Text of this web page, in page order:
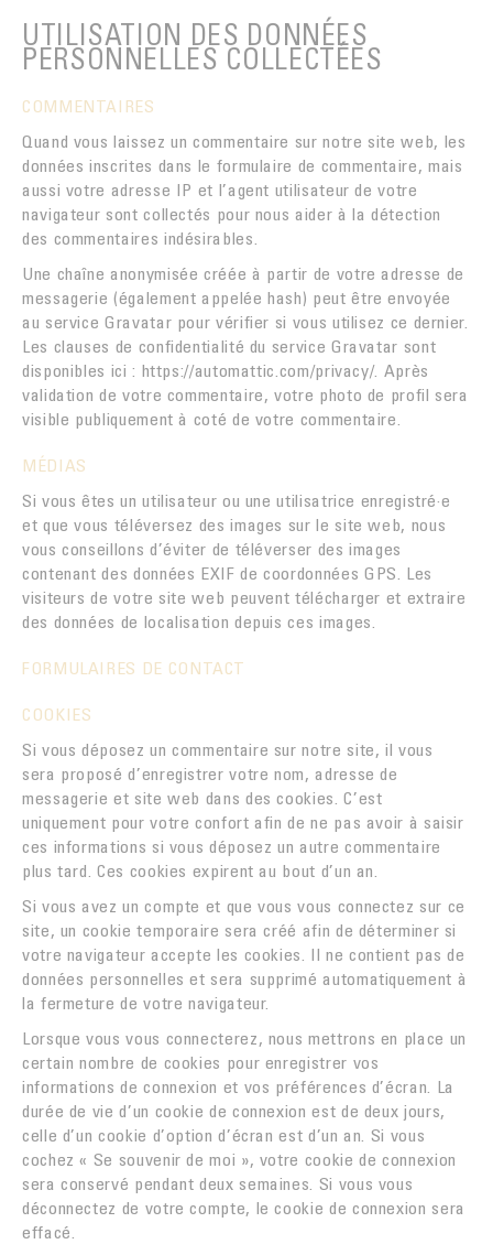
MYANMAR
NOUVELLE-CALÉDONIE
PÉROU
MALONGO & LES PETITS PRODUCTEURS
INNOVATION
EMBALLAGE CARTON DOSES
LA PREUVE PAR LE GOÛT
CAFÉ
EXPORT
SAV
ACHETER
Contact
UTILISATION DES DONNÉES
PERSONNELLES COLLECTÉES
COMMENTAIRES
Quand vous laissez un commentaire sur notre site web, les
données inscrites dans le formulaire de commentaire, mais
aussi votre adresse IP et l’agent utilisateur de votre
navigateur sont collectés pour nous aider à la détection
des commentaires indésirables.
Une chaîne anonymisée créée à partir de votre adresse de
messagerie (également appelée hash) peut être envoyée
au service Gravatar pour vérifier si vous utilisez ce dernier.
Les clauses de confidentialité du service Gravatar sont
disponibles ici : https://automattic.com/privacy/. Après
validation de votre commentaire, votre photo de profil sera
visible publiquement à coté de votre commentaire.
MÉDIAS
Si vous êtes un utilisateur ou une utilisatrice enregistré·e
et que vous téléversez des images sur le site web, nous
vous conseillons d’éviter de téléverser des images
contenant des données EXIF de coordonnées GPS. Les
visiteurs de votre site web peuvent télécharger et extraire
des données de localisation depuis ces images.
FORMULAIRES DE CONTACT
COOKIES
Si vous déposez un commentaire sur notre site, il vous
sera proposé d’enregistrer votre nom, adresse de
messagerie et site web dans des cookies. C’est
uniquement pour votre confort afin de ne pas avoir à saisir
ces informations si vous déposez un autre commentaire
plus tard. Ces cookies expirent au bout d’un an.
Si vous avez un compte et que vous vous connectez sur ce
site, un cookie temporaire sera créé afin de déterminer si
votre navigateur accepte les cookies. Il ne contient pas de
données personnelles et sera supprimé automatiquement à
la fermeture de votre navigateur.
Lorsque vous vous connecterez, nous mettrons en place un
certain nombre de cookies pour enregistrer vos
informations de connexion et vos préférences d’écran. La
durée de vie d’un cookie de connexion est de deux jours,
celle d’un cookie d’option d’écran est d’un an. Si vous
cochez « Se souvenir de moi », votre cookie de connexion
sera conservé pendant deux semaines. Si vous vous
déconnectez de votre compte, le cookie de connexion sera
effacé.